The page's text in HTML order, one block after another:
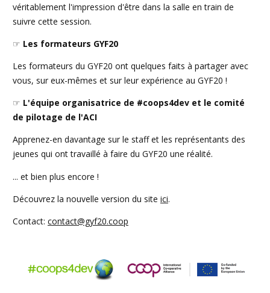
véritablement l'impression d'être dans la salle en train de
suivre cette session.
☞ Les formateurs GYF20
Les formateurs du GYF20 ont quelques faits à partager avec
vous, sur eux-mêmes et sur leur expérience au GYF20 !
☞ L'équipe organisatrice de #coops4dev et le comité
de pilotage de l'ACI
Apprenez-en davantage sur le staff et les représentants des
jeunes qui ont travaillé à faire du GYF20 une réalité.
... et bien plus encore !
Découvrez la nouvelle version du site ici.
Contact: contact@gyf20.coop